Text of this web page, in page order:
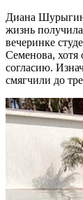
Диана
жизнь
вечеринке
Семенова, хотя
согласию.
смягчили до